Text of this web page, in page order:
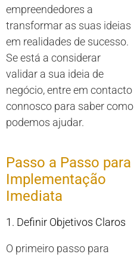
empreendedores a
transformar as suas ideias
em realidades de sucesso.
Se está a considerar
validar a sua ideia de
negócio, entre em contacto
connosco para saber como
podemos ajudar.
Passo a Passo para
Implementação
Imediata
1. Definir Objetivos Claros
O primeiro passo para